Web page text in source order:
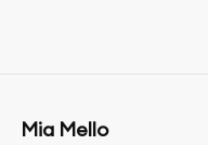
Mia Mello